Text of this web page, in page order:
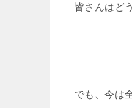
皆さんはど
でも、今は